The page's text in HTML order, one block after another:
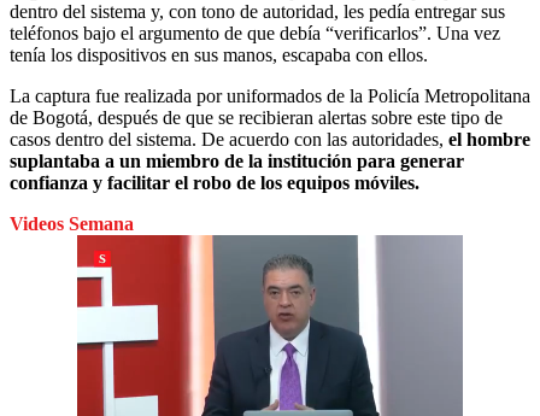
dentro del sistema y, con tono de autoridad, les pedía entregar sus
teléfonos bajo el argumento de que debía “verificarlos”. Una vez
tenía los dispositivos en sus manos, escapaba con ellos.
La captura fue realizada por uniformados de la Policía Metropolitana
de Bogotá, después de que se recibieran alertas sobre este tipo de
casos dentro del sistema. De acuerdo con las autoridades, el hombre
suplantaba a un miembro de la institución para generar
confianza y facilitar el robo de los equipos móviles.
Videos Semana